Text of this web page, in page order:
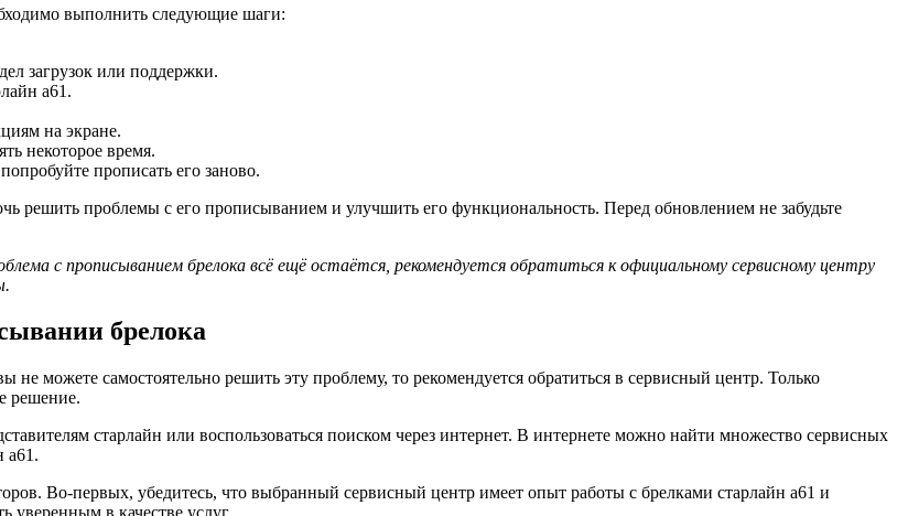
выполнить следующие шаги:
загрузок или поддержки.
а61.
на экране.
некоторое время.
прописать его заново.
решить проблемы с его прописыванием и улучшить его функциональность. Перед обновлением не забудьте
с прописыванием брелока всё ещё остаётся, рекомендуется обратиться к официальному сервисному центру
брелока
можете самостоятельно решить эту проблему, то рекомендуется обратиться в сервисный центр. Только
решение.
старлайн или воспользоваться поиском через интернет. В интернете можно найти множество сервисных
а61.
Во-первых, убедитесь, что выбранный сервисный центр имеет опыт работы с брелками старлайн а61 и